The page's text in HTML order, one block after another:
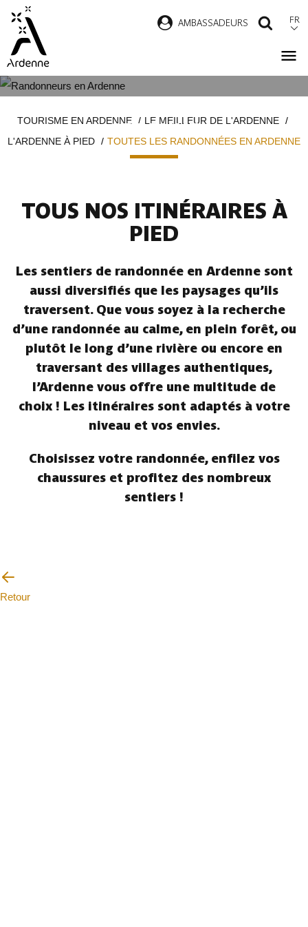
contenu
principal
AMBASSADEURS FR
ARDENNE
d'ArianeTOURISME EN ARDENNE
LE MEILLEUR DE L'ARDENNE
L'ARDENNE À PIED
TOUTES LES RANDONNÉES EN ARDENNE
TOUS NOS ITINÉRAIRES À
PIED
Les sentiers de randonnée en Ardenne sont
aussi diversifiés que les paysages qu’ils
traversent. Que vous soyez à la recherche
d’une randonnée au calme, en plein forêt, ou
plutôt le long d’une rivière ou encore en
traversant des villages authentiques,
l’Ardenne vous offre une multitude de
choix ! Les itinéraires sont adaptés à votre
niveau et vos envies.
Choisissez votre randonnée, enfilez vos
chaussures et profitez des nombreux
sentiers !
Retour